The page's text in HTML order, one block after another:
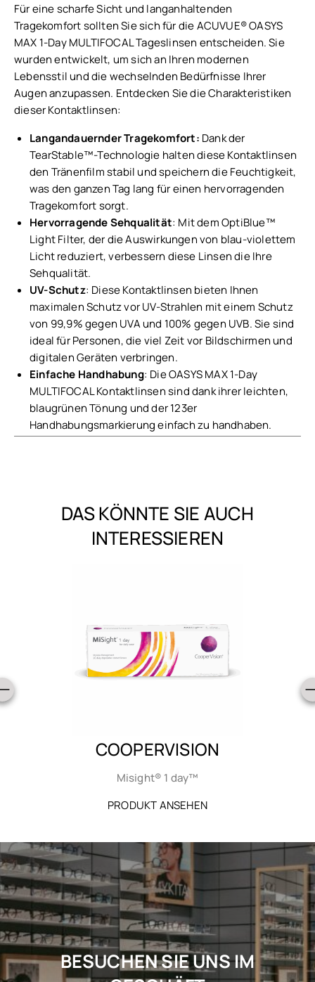
Für eine scharfe Sicht und langanhaltenden
Tragekomfort sollten Sie sich für die ACUVUE® OASYS
MAX 1-Day MULTIFOCAL Tageslinsen entscheiden. Sie
wurden entwickelt, um sich an Ihren modernen
Lebensstil und die wechselnden Bedürfnisse Ihrer
Augen anzupassen. Entdecken Sie die Charakteristiken
dieser Kontaktlinsen:
Langandauernder Tragekomfort: Dank der
TearStable™-Technologie halten diese Kontaktlinsen
den Tränenfilm stabil und speichern die Feuchtigkeit,
was den ganzen Tag lang für einen hervorragenden
Tragekomfort sorgt.
Hervorragende Sehqualität: Mit dem OptiBlue™
Light Filter, der die Auswirkungen von blau-violettem
Licht reduziert, verbessern diese Linsen die Ihre
Sehqualität.
UV-Schutz: Diese Kontaktlinsen bieten Ihnen
maximalen Schutz vor UV-Strahlen mit einem Schutz
von 99,9% gegen UVA und 100% gegen UVB. Sie sind
ideal für Personen, die viel Zeit vor Bildschirmen und
digitalen Geräten verbringen.
Einfache Handhabung: Die OASYS MAX 1-Day
MULTIFOCAL Kontaktlinsen sind dank ihrer leichten,
blaugrünen Tönung und der 123er
Handhabungsmarkierung einfach zu handhaben.
DAS KÖNNTE SIE AUCH
INTERESSIEREN
COOPERVISION
Misight® 1 day™
PRODUKT ANSEHEN
BESUCHEN SIE UNS IM